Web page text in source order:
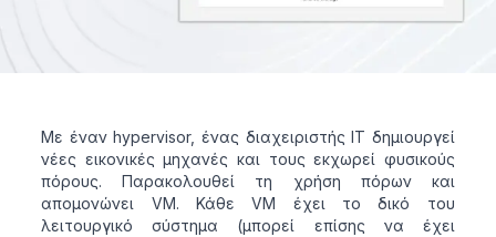
Με έναν hypervisor, ένας διαχειριστής IT δημιουργεί
νέες εικονικές μηχανές και τους εκχωρεί φυσικούς
πόρους. Παρακολουθεί τη χρήση πόρων και
απομονώνει VM. Κάθε VM έχει το δικό του
λειτουργικό σύστημα (μπορεί επίσης να έχει